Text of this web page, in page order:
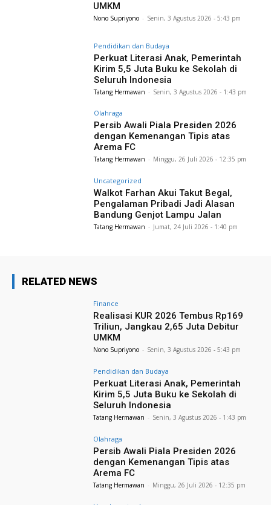
UMKM
Nono Supriyono - Senin, 3 Agustus 2026 - 5:43 pm
Pendidikan dan Budaya
Perkuat Literasi Anak, Pemerintah
Kirim 5,5 Juta Buku ke Sekolah di
Seluruh Indonesia
Tatang Hermawan - Senin, 3 Agustus 2026 - 1:43 pm
Olahraga
Persib Awali Piala Presiden 2026
dengan Kemenangan Tipis atas
Arema FC
Tatang Hermawan - Minggu, 26 Juli 2026 - 12:35 pm
Uncategorized
Walkot Farhan Akui Takut Begal,
Pengalaman Pribadi Jadi Alasan
Bandung Genjot Lampu Jalan
Tatang Hermawan - Jumat, 24 Juli 2026 - 1:40 pm
RELATED NEWS
Finance
Realisasi KUR 2026 Tembus Rp169
Triliun, Jangkau 2,65 Juta Debitur
UMKM
Nono Supriyono - Senin, 3 Agustus 2026 - 5:43 pm
Pendidikan dan Budaya
Perkuat Literasi Anak, Pemerintah
Kirim 5,5 Juta Buku ke Sekolah di
Seluruh Indonesia
Tatang Hermawan - Senin, 3 Agustus 2026 - 1:43 pm
Olahraga
Persib Awali Piala Presiden 2026
dengan Kemenangan Tipis atas
Arema FC
Tatang Hermawan - Minggu, 26 Juli 2026 - 12:35 pm